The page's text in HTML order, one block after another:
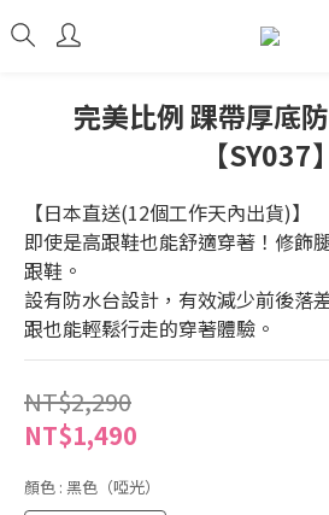
完美比例 踝帶厚底
【SY037】
【日本直送(12個工作天內出貨)】
即使是高跟鞋也能舒適穿著！修飾
跟鞋。
設有防水台設計，有效減少前後落
跟也能輕鬆行走的穿著體驗。
NT$2,290
NT$1,490
顏色 : 黑色（啞光）